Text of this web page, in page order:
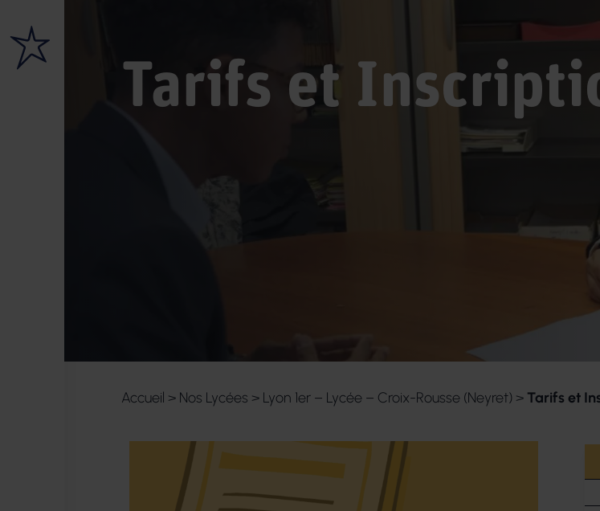
Tarifs et
Accueil > Nos Lycées > Lyon 1er – Lycée – Croix-Rousse (Neyret) > Tarifs et